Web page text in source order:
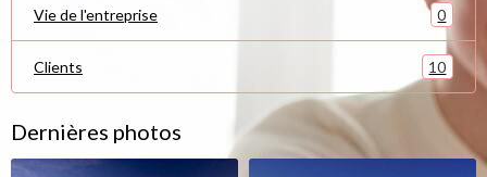
Vie de l'entreprise 0
Clients 10
Dernières photos